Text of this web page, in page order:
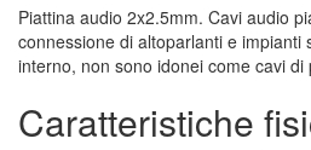
Piattina audio 2x2.5mm. Cavi audio
connessione di altoparlanti e impianti
interno, non sono idonei come cavi di
Caratteristiche